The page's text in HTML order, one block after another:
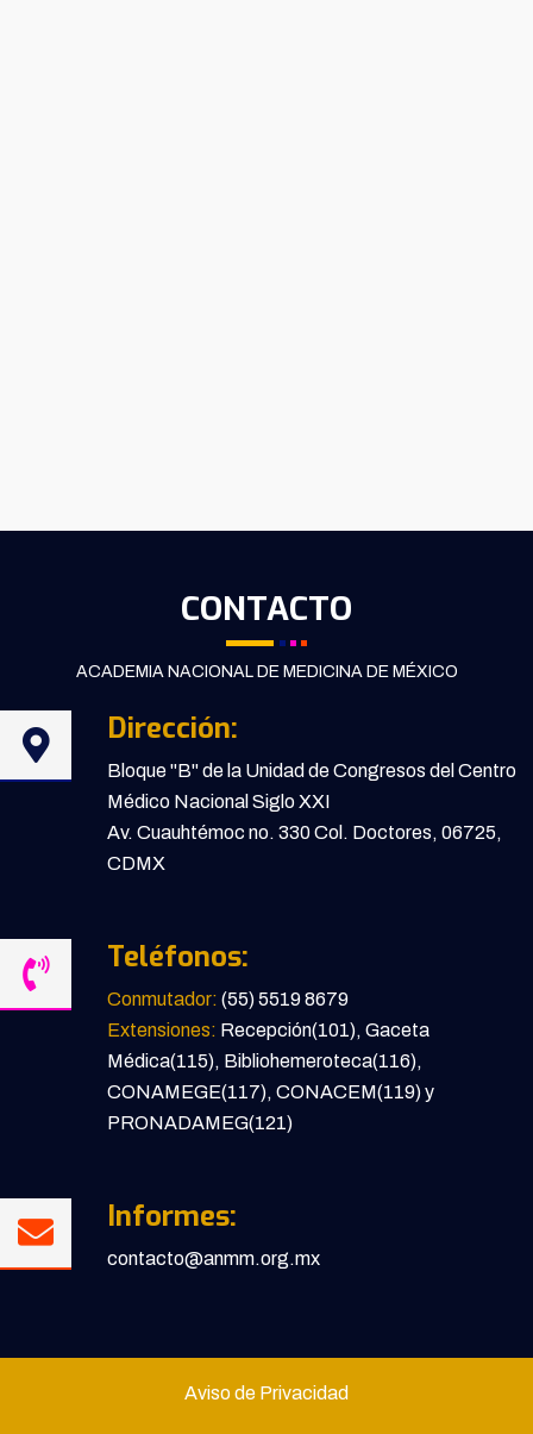
CONTACTO
ACADEMIA NACIONAL DE MEDICINA DE MÉXICO
Dirección:
Bloque "B" de la Unidad de Congresos del Centro
Médico Nacional Siglo XXI
Av. Cuauhtémoc no. 330 Col. Doctores, 06725,
CDMX
Teléfonos:
Conmutador: (55) 5519 8679
Extensiones: Recepción(101), Gaceta
Médica(115), Bibliohemeroteca(116),
CONAMEGE(117), CONACEM(119) y
PRONADAMEG(121)
Informes:
contacto@anmm.org.mx
Aviso de Privacidad